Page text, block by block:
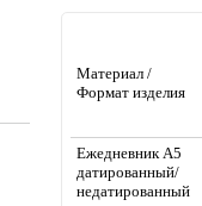
Материал /
Формат изделия
Ежедневник А5
датированный/
недатированный